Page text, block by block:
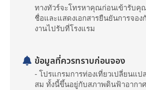
ทางทัวร์จะโทรหาคุณก่อนเข้ารับคุ
ชื่อและแสดงเอกสารยืนยันการจอง
งานไปรับที่โรงแรม
ข้อมูลที่ควรทราบก่อนจอง
- โปรแกรมการท่องเที่ยวเปลี่ยนแป
สม ทั้งนี้ขึ้นอยู่กับสภาพดินฟ้าอากาศ